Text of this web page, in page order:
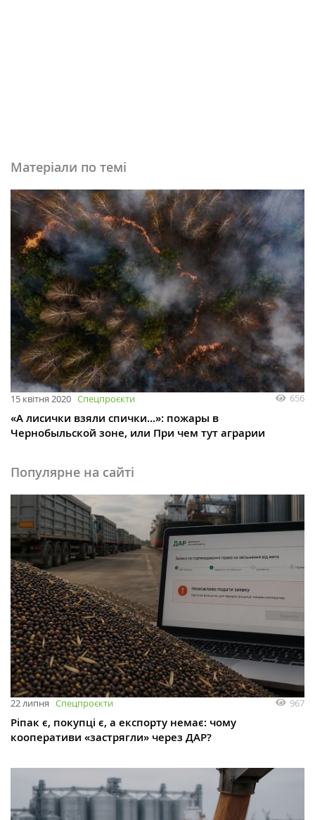
Матеріали по темі
15 квітня 2020 Спецпроєкти 656
«А лисички взяли спички...»: пожары в
Чернобыльской зоне, или При чем тут аграрии
Популярне на сайті
22 липня Спецпроєкти 967
Ріпак є, покупці є, а експорту немає: чому
кооперативи «застрягли» через ДАР?